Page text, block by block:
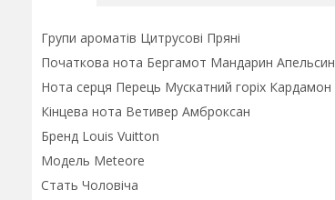
Групи ароматів Цитрусові Пряні
Початкова нота Бергамот Мандарин Апельсин
Нота серця Перець Мускатний горіх Кардамон
Кінцева нота Ветивер Амброксан
Бренд Louis Vuitton
Модель Meteore
Стать Чоловіча